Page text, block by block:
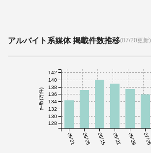
アルバイト系媒体 掲載件数推移(07/20更新)
06/01 06/08 06/15 06/22 06/29 07/06
件数(万件)
128
130
132
134
136
138
140
142